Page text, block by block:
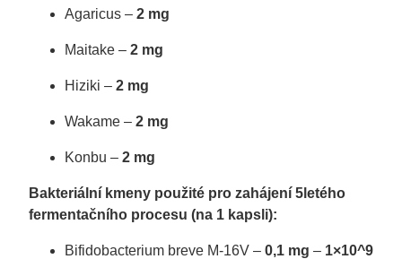
Agaricus – 2 mg
Maitake – 2 mg
Hiziki – 2 mg
Wakame – 2 mg
Konbu – 2 mg
Bakteriální kmeny použité pro zahájení 5letého
fermentačního procesu (na 1 kapsli):
Bifidobacterium breve M-16V – 0,1 mg – 1×10^9